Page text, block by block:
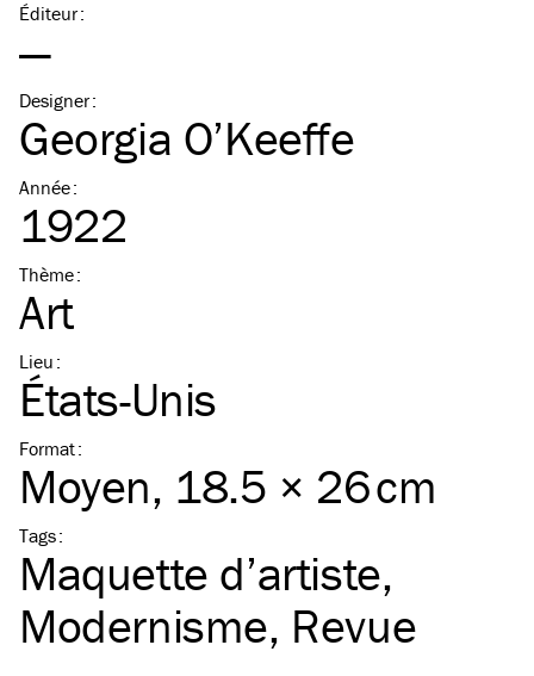
Éditeur:
—
Designer:
Georgia O’Keeffe
Année:
1922
Thème:
Art
Lieu :
États-Unis
Format:
Moyen, 18.5 × 26 cm
Tags:
Maquette d’artiste
Modernisme Revue